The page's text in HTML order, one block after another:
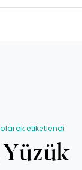
etiketlendi